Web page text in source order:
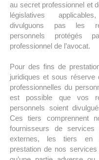
au secret professionnel et
législatives
divulguons pas les
personnels protégés
professionnel de l’avocat.
Pour des fins de
juridiques et sous réserve
professionnelles du
est possible que vos
personnels soient
Ces tiers comprennent
fournisseurs de services
externes, les tiers
prestation de nos services